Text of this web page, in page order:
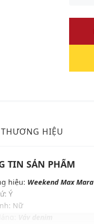
HIỆU
TIN SẢN PHẨM
hiệu: Weekend Max Mara
Ý
Nữ